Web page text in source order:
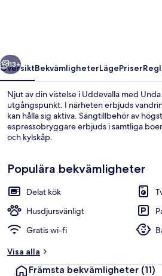
Stuga
Nästa
13+
ÖversiktBekvämligheterLägePriser
Njut av din vistelse i Uddevalla med
utgångspunkt. I närheten erbjuds
kan hålla sig aktiva. Sängtillbehör av
espressobryggare erbjuds i samtliga
och kylskåp.
Populära bekvämligheter
Delat kök
Husdjursvänligt
Gratis wi-fi
Visa alla
Främsta bekvämligheter (11)